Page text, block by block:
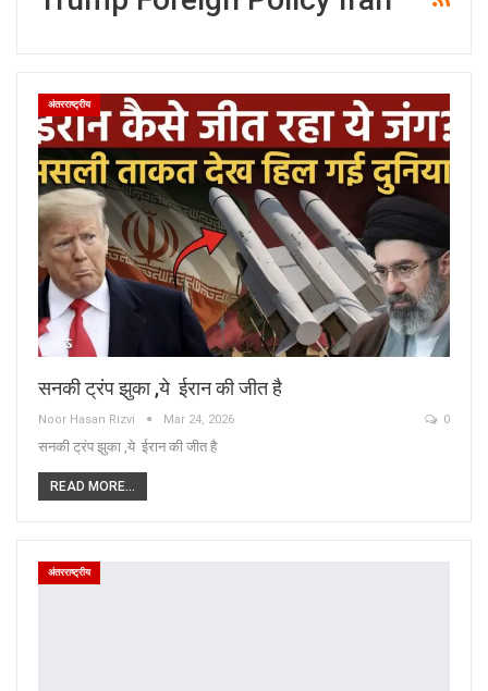
अंतरराष्ट्रीय
सनकी ट्रंप झुका ,ये ईरान की जीत है
Noor Hasan Rizvi Mar 24, 2026 0
सनकी ट्रंप झुका ,ये ईरान की जीत है
READ MORE...
अंतरराष्ट्रीय